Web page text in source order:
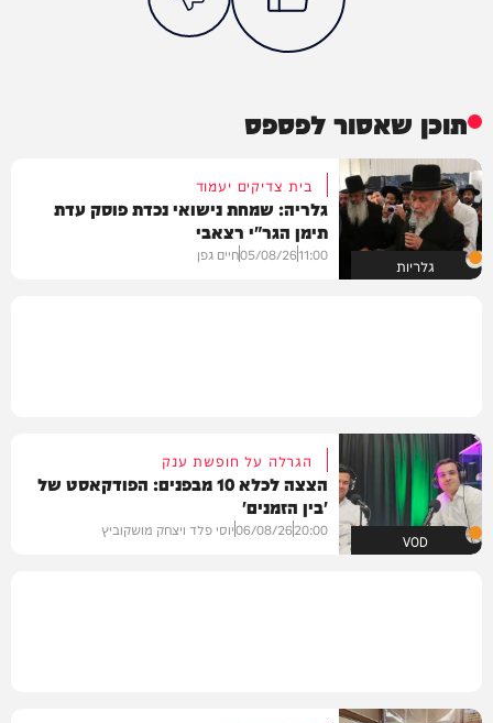
תוכן שאסור לפספס
גלריות
בית צדיקים יעמוד
גלריה: שמחת נישואי נכדת פוסק עדת
תימן הגר"י רצאבי
11:00
05/08/26חיים גפן
VOD
הגרלה על חופשת ענק
הצצה לכלא 10 מבפנים: הפודקאסט של
'בין הזמנים'
20:00
06/08/26יוסי פלד ויצחק מושקוביץ